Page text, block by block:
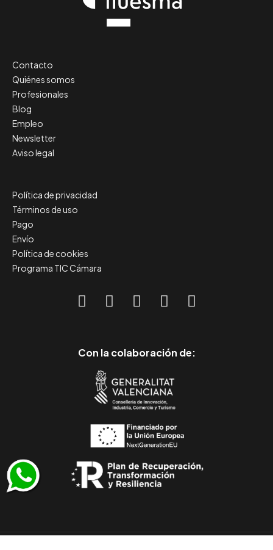
Contacto
Quiénes somos
Profesionales
Blog
Empleo
Newsletter
Aviso legal
Política de privacidad
Términos de uso
Pago
Envío
Política de cookies
Programa TIC Cámara
Con la colaboración de: